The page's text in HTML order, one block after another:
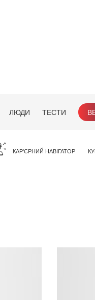
ЛЮДИ ТЕСТИ
КАР'ЄРНИЙ НАВІГАТОР